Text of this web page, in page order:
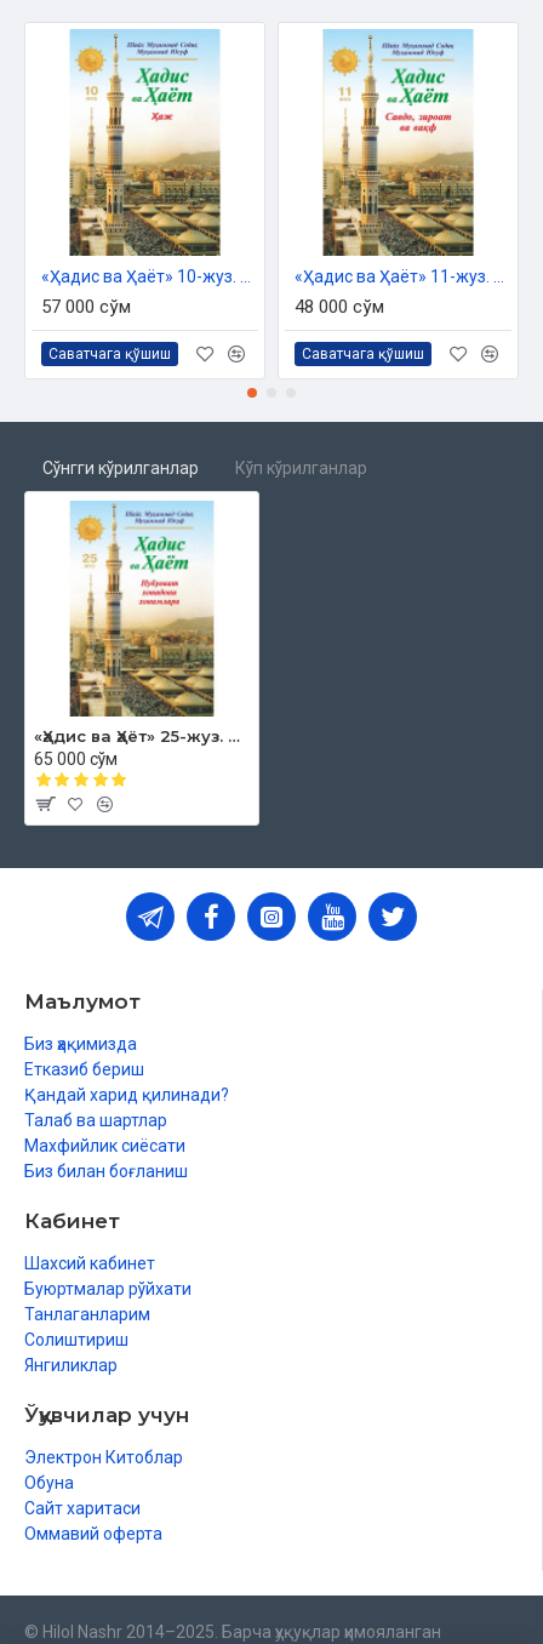
Ҳафса бинти Умар розияллоҳу анҳонинг фазллари
Зайнаб бинти Хузайма розияллоҳу анҳонинг фазллари
Умму Салама розиялоҳу анҳонинг фазллари
Зайнаб бинти Жаҳш розияллоҳу анҳонинг фазллари
Жувайрия бинти Ҳорис розияллоҳу анҳонинг фазллари
София бинти Ҳуяй розияллоҳу анҳонинг фазллари
Рамла бинти Абу Суфён розияллоҳу анҳонинг фазллари
Маймуна бинти Ҳорис розияллоҳу анҳонинг фазллари
Зайнаб бинти Расулуллоҳ розияллоҳу анҳонинг фазллари
Руқайя бинти Расулуллоҳ розияллоҳу анҳонинг фазллари
Фотима розияллоҳу анҳонинг фазллари
Набий соллаллоҳу алайҳи васаллам мавлотлари Умму
Айманнинг фазллари
Умму Сулайм розияллоҳу анҳонинг фазллари
57 000 сўм
Саватчага қўшиш
48 000 сўм
Саватчага қўшиш
Сўнгги кўрилганлар Кўп кўрилганлар
«Ҳадис ва Ҳаёт» 25-жуз. Нубувват хонадони хонимлари
65 000 сўм
Маълумот
Биз ҳақимизда
Етказиб бериш
Қандай харид қилинади?
Талаб ва шартлар
Махфийлик сиёсати
Биз билан боғланиш
Кабинет
Шахсий кабинет
Буюртмалар рўйхати
Танлаганларим
Солиштириш
Янгиликлар
Ўқувчилар учун
Электрон Китоблар
Обуна
Сайт харитаси
Оммавий оферта
© Hilol Nashr 2014–2025. Барча ҳуқуқлар ҳимояланган